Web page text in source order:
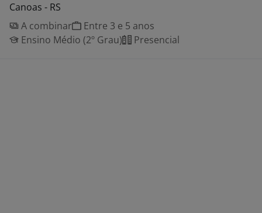
Canoas - RS
A combinar
Entre 3 e 5 anos
Ensino Médio (2º Grau)
Presencial